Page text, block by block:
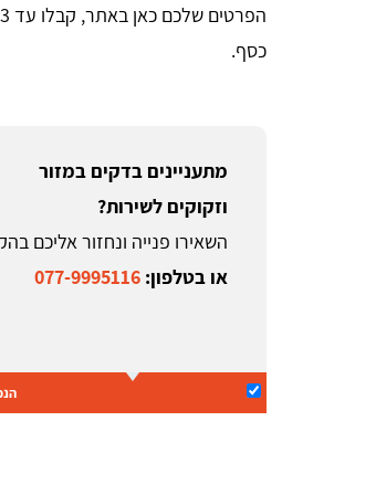
כסף.
מתעניינים בדקים במזור
וזקוקים לשירות?
השאירו פנייה ונחזור אליכם
או בטלפון:077-9995116